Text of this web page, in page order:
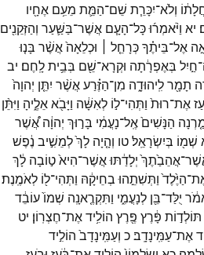
וְלֹא־יִכָּרֵ֧ת שֵׁם־הַמֵּ֛ת מֵעִ֥ם אֶחָ֖יו
יא וַיֹּ֨אמְר֜וּכָּל־הָעָ֧ם אֲשֶׁר־בַּשַּׁ֛עַר וְהַזְּקֵנִ֖ים
אֶל־בֵּיתֶ֗ךָכְּרָחֵ֤ל ׀ וּכְלֵאָה֙אֲשֶׁ֨ר בָּנ֤וּ
חַ֣יִל בְּאֶפְרָ֔תָה וּקְרָא־שֵׁ֖ם בְּבֵ֥יתלָֽחֶם׃ יב
תָמָ֖רלִֽיהוּדָ֑ה מִן־הַזֶּ֗רַעאֲשֶׁ֨ר יִתֵּ֤ן יְהוָה֙
אֶת־רוּת֙ וַתְּהִי־ל֣וֹ לְאִשָּׁ֔ה וַיָּבֹ֖אאֵלֶ֑יהָ וַיִּתֵּ֨ן
הַנָּשִׁים֙אֶֽל־נָעֳמִ֔י בָּר֣וּךְ יְהוָ֔ה אֲ֠שֶׁר
שְׁמ֖וֹ בְּיִשְׂרָאֵֽל׃טו וְהָ֤יָה לָךְ֙לְמֵשִׁ֣יב נֶ֔פֶשׁ
אֲהֵבַ֙תֶךְ֙ יְלָדַ֔תּוּאֲשֶׁר־הִיא֙ט֣וֹבָה לָ֔ךְ
הַיֶּ֙לֶד֙ וַתְּשִׁתֵ֣הוּ בְחֵיקָ֔הּ וַתְּהִי־ל֖וֹ לְאֹמֶֽנֶת׃
יֻלַּד־בֵּ֖ן לְנָעֳמִ֑י וַתִּקְרֶ֤אנָֽה שְׁמוֹ֙עוֹבֵ֔ד
תּוֹלְד֣וֹת פָּ֔רֶץ פֶּ֖רֶץ הוֹלִ֥ידאֶת־חֶצְרֽוֹן׃ יט
אֶת־עַמִּֽינָדָֽב׃כ וְעַמִּֽינָדָב֙ הוֹלִ֣יד